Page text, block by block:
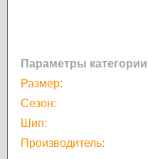
Параметры
Размер:
Сезон:
Шип:
Производитель: